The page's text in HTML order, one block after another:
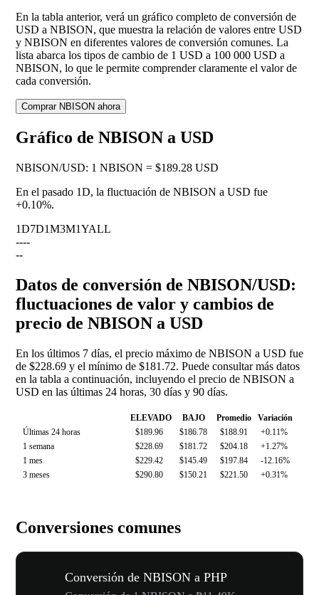
En la tabla anterior, verá un gráfico completo de conversión de
USD a NBISON, que muestra la relación de valores entre USD
y NBISON en diferentes valores de conversión comunes. La
lista abarca los tipos de cambio de 1 USD a 100 000 USD a
NBISON, lo que le permite comprender claramente el valor de
cada conversión.
Comprar NBISON ahora
Gráfico de NBISON a USD
NBISON/USD: 1 NBISON = $189.28 USD
En el pasado 1D, la fluctuación de NBISON a USD fue
+0.10%.
1D7D1M3M1YALL
----
--
Datos de conversión de NBISON/USD:
fluctuaciones de valor y cambios de
precio de NBISON a USD
En los últimos 7 días, el precio máximo de NBISON a USD fue
de $228.69 y el mínimo de $181.72. Puede consultar más datos
en la tabla a continuación, incluyendo el precio de NBISON a
USD en las últimas 24 horas, 30 días y 90 días.
ELEVADO BAJO Promedio
Variación
Últimas 24 horas
$189.96 $186.78 $188.91
+0.11%
1 semana
$228.69 $181.72 $204.18
+1.27%
1 mes
$229.42 $145.49 $197.84
-12.16%
3 meses
$290.80 $150.21 $221.50 +0.31%
Conversiones comunes
Conversión de NBISON a PHP